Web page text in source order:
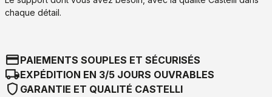
chaque détail.
credit_cardPAIEMENTS SOUPLES ET SÉCURISÉS
local_shippingEXPÉDITION EN 3/5 JOURS OUVRABLES
shield GARANTIE ET QUALITÉ CASTELLI